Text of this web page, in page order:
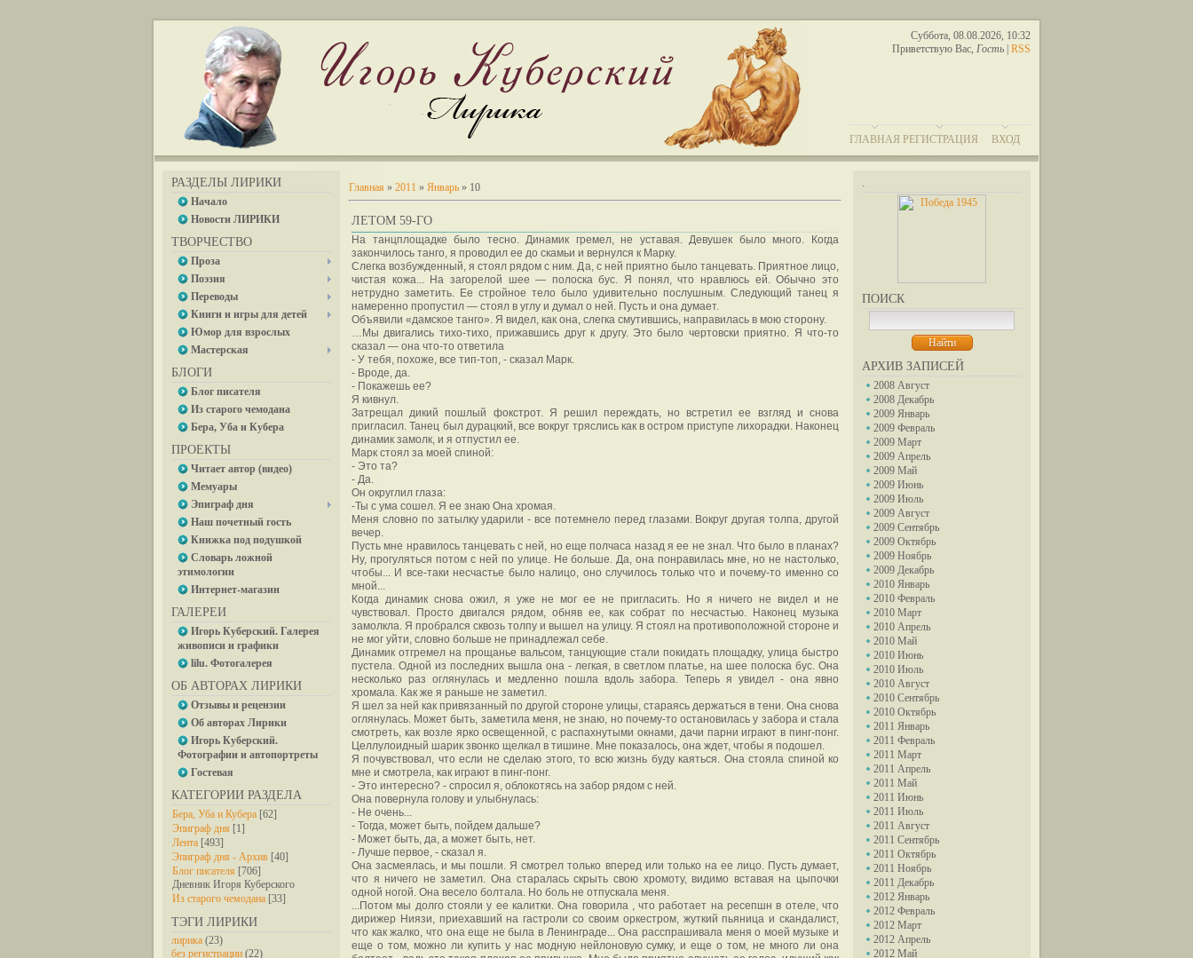
Суббота, 08.08.2026, 10:32
Приветствую Вас, Гость RSS
ГЛАВНАЯ РЕГИСТРАЦИЯ ВХОД
РАЗДЕЛЫ ЛИРИКИ
Начало
Новости ЛИРИКИ
ТВОРЧЕСТВО
Проза
Поэзия
Переводы
Книги и игры для детей
Юмор для взрослых
Мастерская
БЛОГИ
Блог писателя
Из старого чемодана
Бера, Уба и Кубера
ПРОЕКТЫ
Читает автор (видео)
Мемуары
Эпиграф дня
Наш почетный гость
Книжка под подушкой
Словарь ложной
этимологии
Интернет-магазин
ГАЛЕРЕИ
Игорь Куберский. Галерея
живописи и графики
lilu. Фотогалерея
ОБ АВТОРАХ ЛИРИКИ
Отзывы и рецензии
Об авторах Лирики
Игорь Куберский.
Фотографии и автопортреты
Гостевая
КАТЕГОРИИ РАЗДЕЛА
Бера, Уба и Кубера [62]
Эпиграф дня [1]
Лента [493]
Эпиграф дня - Архив [40]
Блог писателя [706]
Дневник Игоря Куберского
Из старого чемодана [33]
ТЭГИ ЛИРИКИ
лирика (23)
без регистрации (22)
.
ПОИСК
АРХИВ ЗАПИСЕЙ
2008 Август
2008 Декабрь
2009 Январь
2009 Февраль
2009 Март
2009 Апрель
2009 Май
2009 Июнь
2009 Июль
2009 Август
2009 Сентябрь
2009 Октябрь
2009 Ноябрь
2009 Декабрь
2010 Январь
2010 Февраль
2010 Март
2010 Апрель
2010 Май
2010 Июнь
2010 Июль
2010 Август
2010 Сентябрь
2010 Октябрь
2011 Январь
2011 Февраль
2011 Март
2011 Апрель
2011 Май
2011 Июнь
2011 Июль
2011 Август
2011 Сентябрь
2011 Октябрь
2011 Ноябрь
2011 Декабрь
2012 Январь
2012 Февраль
2012 Март
2012 Апрель
2012 Май
Главная » 2011 » Январь » 10
ЛЕТОМ 59-ГО
На танцплощадке было тесно. Динамик гремел, не уставая. Девушек было много. Когда
закончилось танго, я проводил ее до скамьи и вернулся к Марку.
Слегка возбужденный, я стоял рядом с ним. Да, с ней приятно было танцевать. Приятное лицо,
чистая кожа... На загорелой шее — полоска бус. Я понял, что нравлюсь ей. Обычно это
нетрудно заметить. Ее стройное тело было удивительно послушным. Следующий танец я
намеренно пропустил — стоял в углу и думал о ней. Пусть и она думает.
Объявили «дамское танго». Я видел, как она, слегка смутившись, направилась в мою сторону.
…Мы двигались тихо-тихо, прижавшись друг к другу. Это было чертовски приятно. Я что-то
сказал — она что-то ответила
- У тебя, похоже, все тип-топ, - сказал Марк.
- Вроде, да.
- Покажешь ее?
Я кивнул.
Затрещал дикий пошлый фокстрот. Я решил переждать, но встретил ее взгляд и снова
пригласил. Танец был дурацкий, все вокруг тряслись как в остром приступе лихорадки. Наконец
динамик замолк, и я отпустил ее.
Марк стоял за моей спиной:
- Это та?
- Да.
Он округлил глаза:
-Ты с ума сошел. Я ее знаю Она хромая.
Меня словно по затылку ударили - все потемнело перед глазами. Вокруг другая толпа, другой
вечер.
Пусть мне нравилось танцевать с ней, но еще полчаса назад я ее не знал. Что было в планах?
Ну, прогуляться потом с ней по улице. Не больше. Да, она понравилась мне, но не настолько,
чтобы... И все-таки несчастье было налицо, оно случилось только что и почему-то именно со
мной...
Когда динамик снова ожил, я уже не мог ее не пригласить. Но я ничего не видел и не
чувствовал. Просто двигался рядом, обняв ее, как собрат по несчастью. Наконец музыка
замолкла. Я пробрался сквозь толпу и вышел на улицу. Я стоял на противоположной стороне и
не мог уйти, словно больше не принадлежал себе.
Динамик отгремел на прощанье вальсом, танцующие стали покидать площадку, улица быстро
пустела. Одной из последних вышла она - легкая, в светлом платье, на шее полоска бус. Она
несколько раз оглянулась и медленно пошла вдоль забора. Теперь я увидел - она явно
хромала. Как же я раньше не заметил.
Я шел за ней как привязанный по другой стороне улицы, стараясь держаться в тени. Она снова
оглянулась. Может быть, заметила меня, не знаю, но почему-то остановилась у забора и стала
смотреть, как возле ярко освещенной, с распахнутыми окнами, дачи парни играют в пинг-понг.
Целлулоидный шарик звонко щелкал в тишине. Мне показалось, она ждет, чтобы я подошел.
Я почувствовал, что если не сделаю этого, то всю жизнь буду каяться. Она стояла спиной ко
мне и смотрела, как играют в пинг-понг.
- Это интересно? - спросил я, облокотясь на забор рядом с ней.
Она повернула голову и улыбнулась:
- Не очень...
- Тогда, может быть, пойдем дальше?
- Может быть, да, а может быть, нет.
- Лучше первое, - сказал я.
Она засмеялась, и мы пошли. Я смотрел только вперед или только на ее лицо. Пусть думает,
что я ничего не заметил. Она старалась скрыть свою хромоту, видимо вставая на цыпочки
одной ногой. Она весело болтала. Но боль не отпускала меня.
...Потом мы долго стояли у ее калитки. Она говорила , что работает на ресепшн в отеле, что
дирижер Ниязи, приехавший на гастроли со своим оркестром, жуткий пьяница и скандалист,
что как жалко, что она еще не была в Ленинграде... Она расспрашивала меня о моей музыке и
еще о том, можно ли купить у нас модную нейлоновую сумку, и еще о том, не много ли она